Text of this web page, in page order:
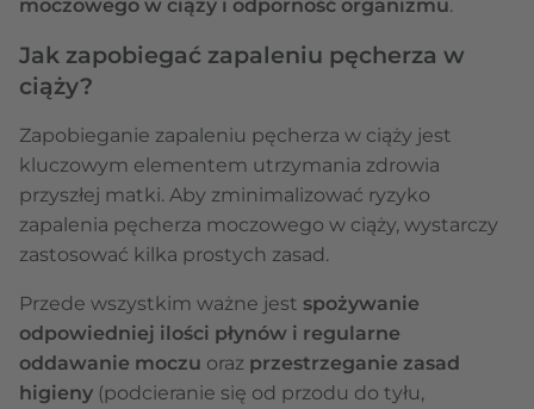
moczowego w ciąży i odporność organizmu.
Jak zapobiegać zapaleniu pęcherza w
ciąży?
Zapobieganie zapaleniu pęcherza w ciąży jest
kluczowym elementem utrzymania zdrowia
przyszłej matki. Aby zminimalizować ryzyko
zapalenia pęcherza moczowego w ciąży, wystarczy
zastosować kilka prostych zasad.
Przede wszystkim ważne jest spożywanie
odpowiedniej ilości płynów i regularne
oddawanie moczu oraz przestrzeganie zasad
higieny (podcieranie się od przodu do tyłu,